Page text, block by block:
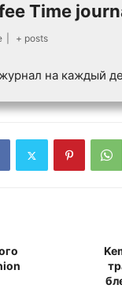
Time
+ posts
на каждый